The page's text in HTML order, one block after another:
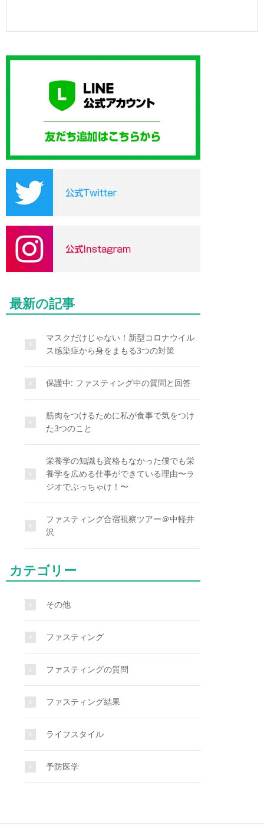
最新の記事
マスクだけじゃない！新型コロナウイル
ス感染症から身をまもる3つの対策
保護中: ファスティング中の質問と回答
筋肉をつけるために私が食事で気をつけ
た3つのこと
栄養学の知識も資格もなかった僕でも栄
養学を広める仕事ができている理由〜ラ
ジオでぶっちゃけ！〜
ファスティング合宿視察ツアー＠中軽井
沢
カテゴリー
その他
ファスティング
ファスティングの質問
ファスティング結果
ライフスタイル
予防医学